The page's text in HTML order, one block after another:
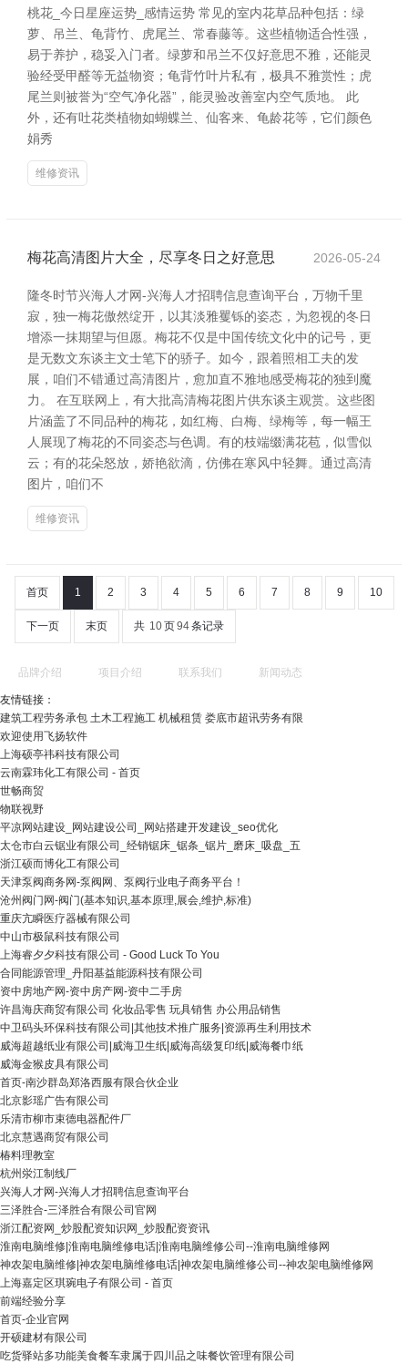
桃花_今日星座运势_感情运势 常见的室内花草品种包括：绿
萝、吊兰、龟背竹、虎尾兰、常春藤等。这些植物适合性强，
易于养护，稳妥入门者。绿萝和吊兰不仅好意思不雅，还能灵
验经受甲醛等无益物资；龟背竹叶片私有，极具不雅赏性；虎
尾兰则被誉为“空气净化器”，能灵验改善室内空气质地。 此
外，还有吐花类植物如蝴蝶兰、仙客来、龟龄花等，它们颜色
娟秀
维修资讯
梅花高清图片大全，尽享冬日之好意思 2026-05-24
隆冬时节兴海人才网-兴海人才招聘信息查询平台，万物千里
寂，独一梅花傲然绽开，以其淡雅矍铄的姿态，为忽视的冬日
增添一抹期望与但愿。梅花不仅是中国传统文化中的记号，更
是无数文东谈主文士笔下的骄子。如今，跟着照相工夫的发
展，咱们不错通过高清图片，愈加直不雅地感受梅花的独到魔
力。 在互联网上，有大批高清梅花图片供东谈主观赏。这些图
片涵盖了不同品种的梅花，如红梅、白梅、绿梅等，每一幅王
人展现了梅花的不同姿态与色调。有的枝端缀满花苞，似雪似
云；有的花朵怒放，娇艳欲滴，仿佛在寒风中轻舞。通过高清
图片，咱们不
维修资讯
首页 1 2 3 4 5 6 7 8 9 10
下一页 末页 共 10页94条记录
品牌介绍 项目介绍 联系我们 新闻动态
友情链接：
建筑工程劳务承包 土木工程施工 机械租赁 娄底市超讯劳务有限
欢迎使用飞扬软件
上海硕亭祎科技有限公司
云南霖玮化工有限公司 - 首页
世畅商贸
物联视野
平凉网站建设_网站建设公司_网站搭建开发建设_seo优化
太仓市白云锯业有限公司_经销锯床_锯条_锯片_磨床_吸盘_五
浙江硕而博化工有限公司
天津泵阀商务网-泵阀网、泵阀行业电子商务平台！
沧州阀门网-阀门(基本知识,基本原理,展会,维护,标准)
重庆亢瞬医疗器械有限公司
中山市极鼠科技有限公司
上海睿夕夕科技有限公司 - Good Luck To You
合同能源管理_丹阳基益能源科技有限公司
资中房地产网-资中房产网-资中二手房
许昌海庆商贸有限公司 化妆品零售 玩具销售 办公用品销售
中卫码头环保科技有限公司|其他技术推广服务|资源再生利用技术
威海超越纸业有限公司|威海卫生纸|威海高级复印纸|威海餐巾纸
威海金猴皮具有限公司
首页-南沙群岛郑洛西服有限合伙企业
北京影瑶广告有限公司
乐清市柳市束德电器配件厂
北京慧遇商贸有限公司
椿料理教室
杭州泶江制线厂
兴海人才网-兴海人才招聘信息查询平台
三泽胜合-三泽胜合有限公司官网
浙江配资网_炒股配资知识网_炒股配资资讯
淮南电脑维修|淮南电脑维修电话|淮南电脑维修公司--淮南电脑维修网
神农架电脑维修|神农架电脑维修电话|神农架电脑维修公司--神农架电脑维修网
上海嘉定区琪琬电子有限公司 - 首页
前端经验分享
首页-企业官网
开硕建材有限公司
吃货驿站多功能美食餐车隶属于四川品之味餐饮管理有限公司